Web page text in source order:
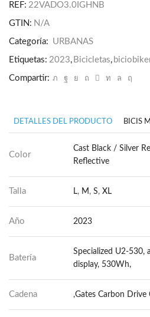
IGH
cantidad
REF: 22VADO3.0IGHNB
GTIN: N/A
Categoría: URBANAS
Etiquetas: 2023, Bicicletas,
Compartir:
DETALLES DEL PRODUCTO BICIS
Color
Cast Black / Silver
Reflective
Talla L, M , S, XL
Año 2023
Batería
Specialized U2-530,
display, 530Wh,
Cadena ,Gates Carbon